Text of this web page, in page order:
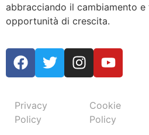
abbracciando il cambiamento
opportunità di crescita.
Privacy
Policy
Cookie
Policy